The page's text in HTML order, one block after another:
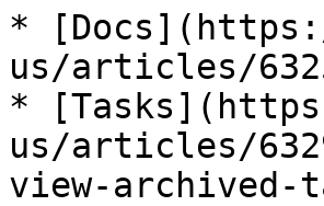
*
us/articles/
*
us/articles/
view-archived-